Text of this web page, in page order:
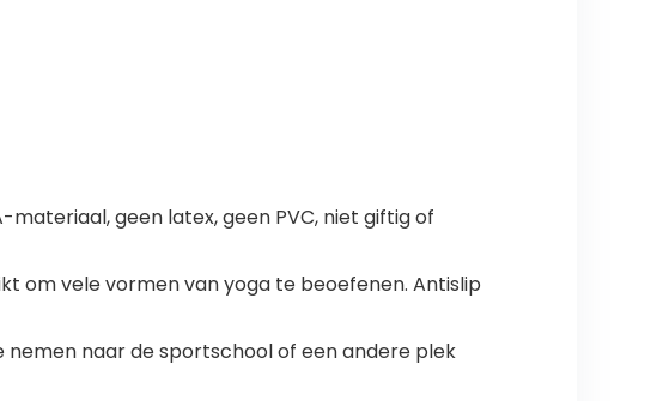
materiaal, geen latex, geen PVC, niet giftig of
om vele vormen van yoga te beoefenen. Antislip
naar de sportschool of een andere plek